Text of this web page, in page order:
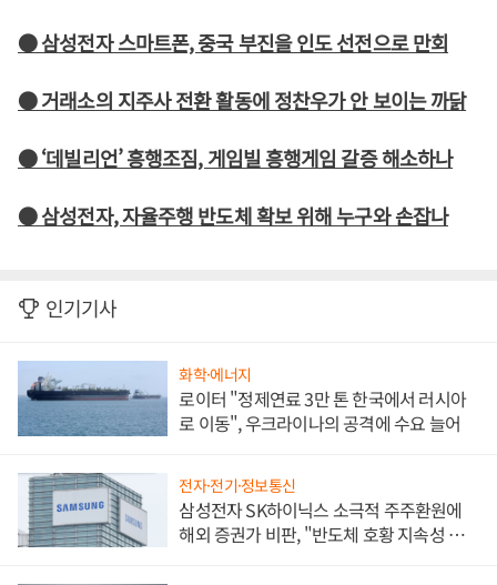
● 삼성전자 스마트폰, 중국 부진을 인도 선전으로 만회
● 거래소의 지주사 전환 활동에 정찬우가 안 보이는 까닭
● ‘데빌리언’ 흥행조짐, 게임빌 흥행게임 갈증 해소하나
● 삼성전자, 자율주행 반도체 확보 위해 누구와 손잡나
인기기사
화학·에너지
로이터 "정제연료 3만 톤 한국에서 러시아
로 이동", 우크라이나의 공격에 수요 늘어
전자·전기·정보통신
삼성전자 SK하이닉스 소극적 주주환원에
해외 증권가 비판, "반도체 호황 지속성 의